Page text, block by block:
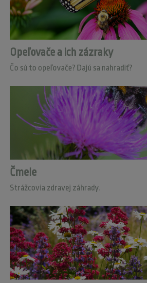
Opeľovače a ich zázraky
Čo sú to opeľovače? Dajú sa nahradiť?
Čmele
Strážcovia zdravej záhrady.